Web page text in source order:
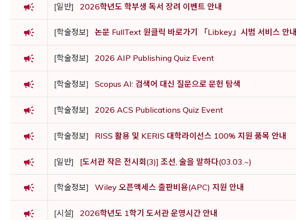
campaign [일반] 2026학년도 학부생 독서 장려 이벤트 안내
campaign [학술정보] 논문 FullText 원클릭 바로가기 「Libkey」시범 서비스 안내
campaign [학술정보] 2026 AIP Publishing Quiz Event
campaign [학술정보] Scopus AI: 검색어 대신 질문으로 문헌 탐색
campaign [학술정보] 2026 ACS Publications Quiz Event
campaign [학술정보] RISS 활용 및 KERIS 대학라이선스 100% 지원 품목 안내
campaign [일반] [도서관 작은 전시회(3)] 조선, 술을 말하다(03.03.~)
campaign [학술정보] Wiley 오픈액세스 출판비용(APC) 지원 안내
campaign [시설] 2026학년도 1학기 도서관 운영시간 안내